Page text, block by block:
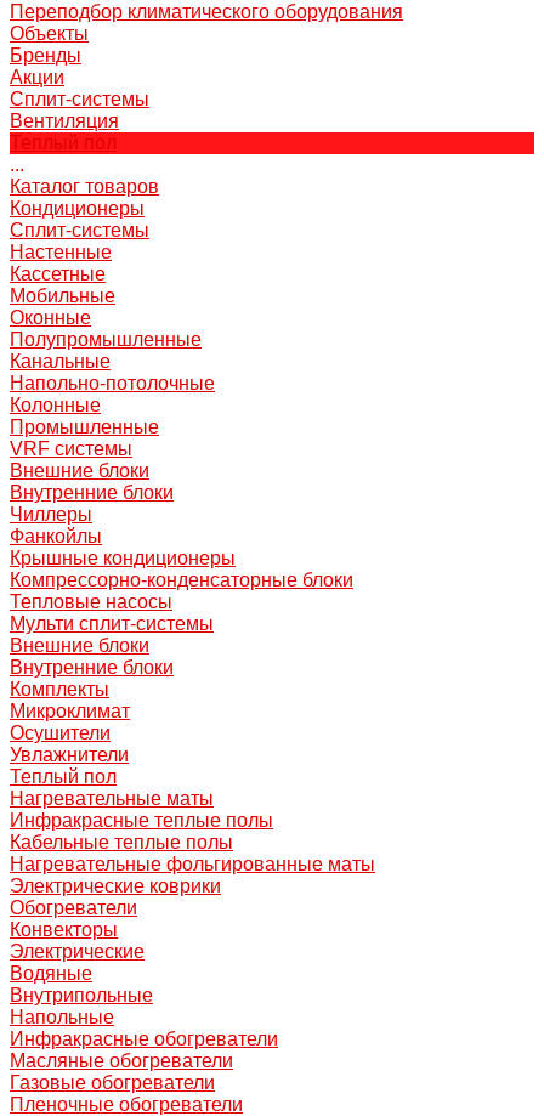
Переподбор климатического оборудования
Объекты
Бренды
Акции
Сплит-системы
Вентиляция
Теплый пол
...
Каталог товаров
Кондиционеры
Сплит-системы
Настенные
Кассетные
Мобильные
Оконные
Полупромышленные
Канальные
Напольно-потолочные
Колонные
Промышленные
VRF системы
Внешние блоки
Внутренние блоки
Чиллеры
Фанкойлы
Крышные кондиционеры
Компрессорно-конденсаторные блоки
Тепловые насосы
Мульти сплит-системы
Внешние блоки
Внутренние блоки
Комплекты
Микроклимат
Осушители
Увлажнители
Теплый пол
Нагревательные маты
Инфракрасные теплые полы
Кабельные теплые полы
Нагревательные фольгированные маты
Электрические коврики
Обогреватели
Конвекторы
Электрические
Водяные
Внутрипольные
Напольные
Инфракрасные обогреватели
Масляные обогреватели
Газовые обогреватели
Пленочные обогреватели